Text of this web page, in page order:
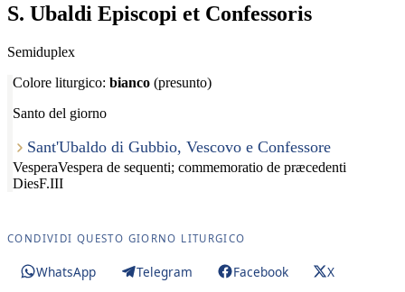
S. Ubaldi Episcopi et Confessoris
Semiduplex
Colore liturgico: bianco (presunto)
Santo del giorno
Sant'Ubaldo di Gubbio, Vescovo e Confessore
VesperaVespera de sequenti; commemoratio de præcedenti
DiesF.III
CONDIVIDI QUESTO GIORNO LITURGICO
WhatsApp Telegram Facebook
X